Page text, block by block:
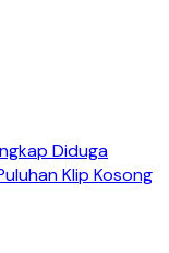
Diduga
Klip Kosong